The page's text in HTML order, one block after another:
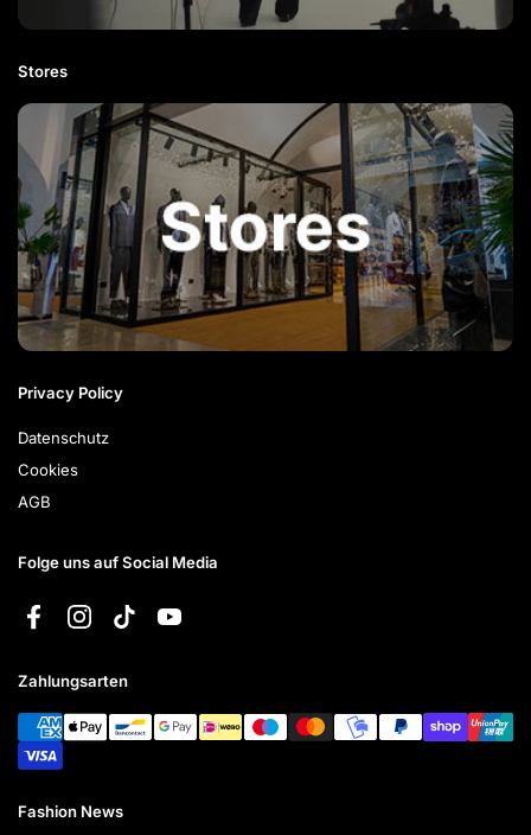
Stores
Privacy Policy
Datenschutz
Cookies
AGB
Folge uns auf Social Media
FacebookInstagramTikTokYouTube
Zahlungsarten
Fashion News